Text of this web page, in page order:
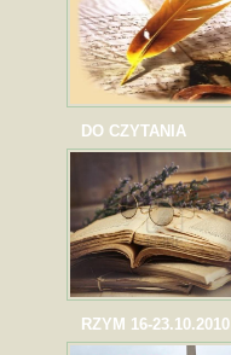
DO CZYTANIA
RZYM 16-23.10.2010